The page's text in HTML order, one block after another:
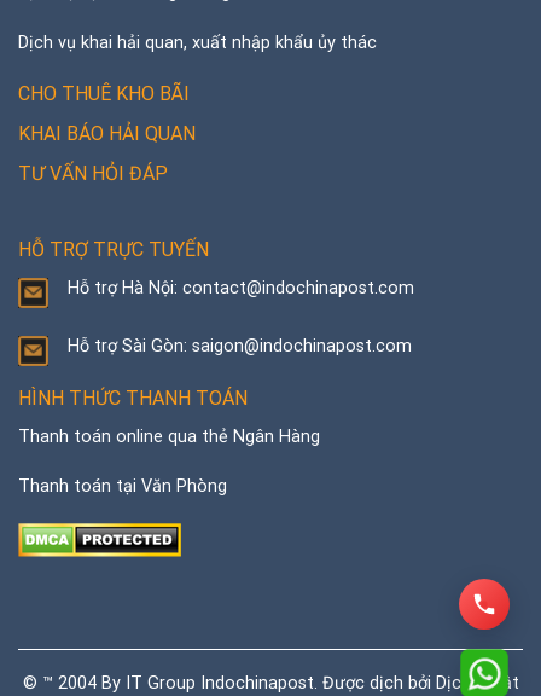
Dịch vụ khai hải quan, xuất nhập khẩu ủy thác
CHO THUÊ KHO BÃI
KHAI BÁO HẢI QUAN
TƯ VẤN HỎI ĐÁP
HỖ TRỢ TRỰC TUYẾN
Hỗ trợ Hà Nội: contact@indochinapost.com
Hỗ trợ Sài Gòn: saigon@indochinapost.com
HÌNH THỨC THANH TOÁN
Thanh toán online qua thẻ Ngân Hàng
Thanh toán tại Văn Phòng
© ™ 2004 By IT Group Indochinapost. Được dịch bởi Dịch thuật